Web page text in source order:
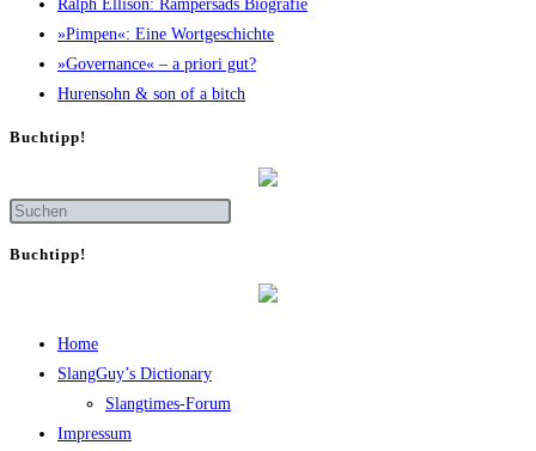
Ralph Elli­son: Ram­pers­ads Biografie
»Pim­pen«: Eine Wortgeschichte
»Gover­nan­ce« – a prio­ri gut?
Huren­sohn & son of a bitch
Buch­tipp!
Buch­tipp!
Home
SlangGuy’s Dic­tion­a­ry
Slang­times-Forum
Impres­sum